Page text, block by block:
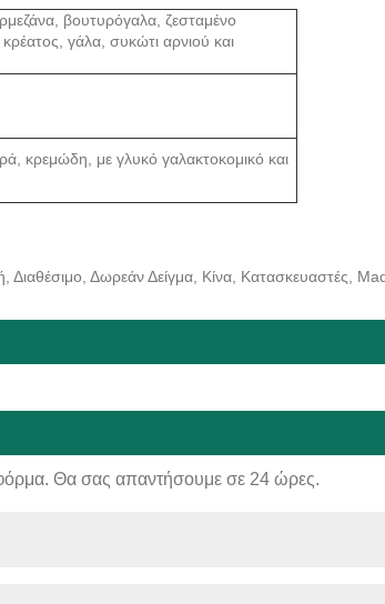
βουτυρόγαλα, ζεσταμένο
γάλα, συκώτι αρνιού και
κρεμώδη, με γλυκό γαλακτοκομικό και
Δωρεάν Δείγμα, Κίνα, Κατασκευαστές,
Θα σας απαντήσουμε σε 24 ώρες.